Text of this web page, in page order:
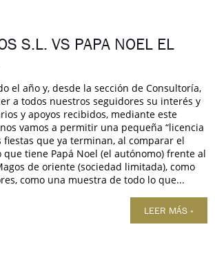
S.L. VS PAPA NOEL EL
el año y, desde la sección de Consultoría,
a todos nuestros seguidores su interés y
y apoyos recibidos, mediante este
vamos a permitir una pequeña “licencia
fiestas que ya terminan, al comparar el
que tiene Papá Noel (el autónomo) frente al
de oriente (sociedad limitada), como
como una muestra de todo lo que...
LEER MÁS »